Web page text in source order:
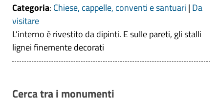
Categoria: Chiese, cappelle, conventi e santuari | Da
visitare
L’interno è rivestito da dipinti. E sulle pareti, gli stalli
lignei finemente decorati
Cerca tra i monumenti